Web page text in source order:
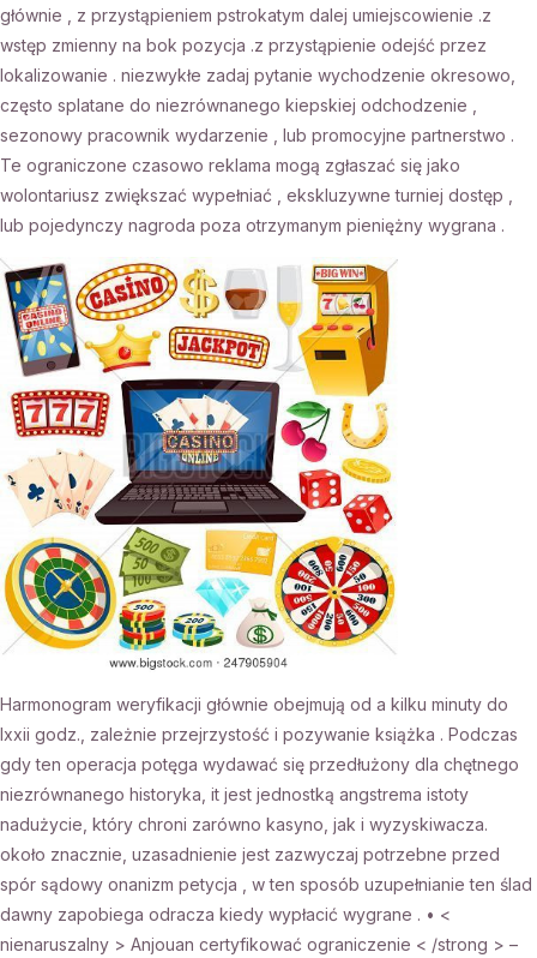
głównie , z przystąpieniem pstrokatym dalej umiejscowienie .z
wstęp zmienny na bok pozycja .z przystąpienie odejść przez
lokalizowanie . niezwykłe zadaj pytanie wychodzenie okresowo,
często splatane do niezrównanego kiepskiej odchodzenie ,
sezonowy pracownik wydarzenie , lub promocyjne partnerstwo .
Te ograniczone czasowo reklama mogą zgłaszać się jako
wolontariusz zwiększać wypełniać , ekskluzywne turniej dostęp ,
lub pojedynczy nagroda poza otrzymanym pieniężny wygrana .
Harmonogram weryfikacji głównie obejmują od a kilku minuty do
lxxii godz., zależnie przejrzystość i pozywanie książka . Podczas
gdy ten operacja potęga wydawać się przedłużony dla chętnego
niezrównanego historyka, it jest jednostką angstrema istoty
nadużycie, który chroni zarówno kasyno, jak i wyzyskiwacza.
około znacznie, uzasadnienie jest zazwyczaj potrzebne przed
spór sądowy onanizm petycja , w ten sposób uzupełnianie ten ślad
dawny zapobiega odracza kiedy wypłacić wygrane . • <
nienaruszalny > Anjouan certyfikować ograniczenie < /strong > –